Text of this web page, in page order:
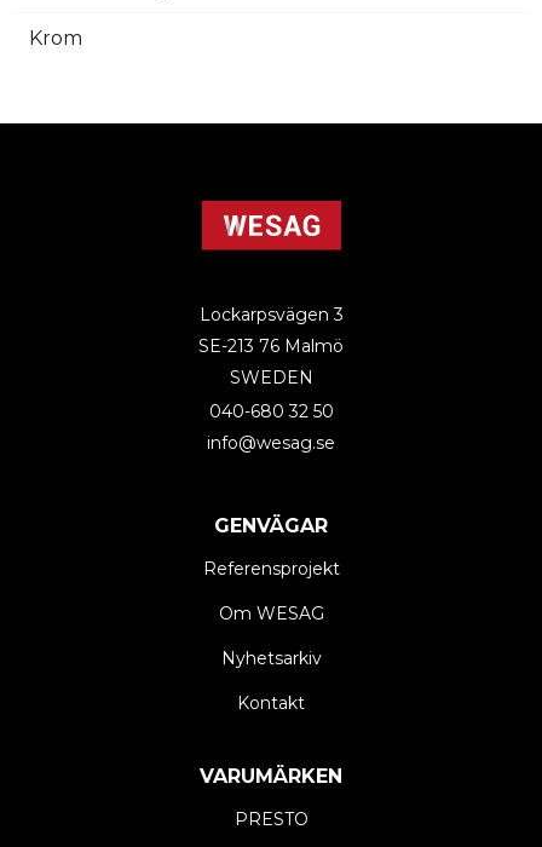
Krom
Lockarpsvägen 3
SE-213 76 Malmö
SWEDEN
040-680 32 50
info@wesag.se
GENVÄGAR
Referensprojekt
Om WESAG
Nyhetsarkiv
Kontakt
VARUMÄRKEN
PRESTO